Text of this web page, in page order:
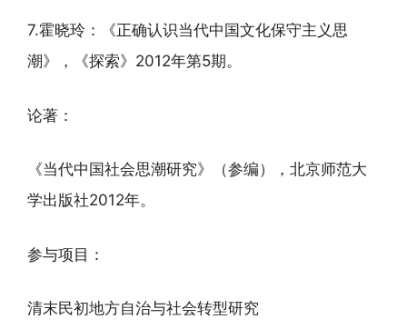
7.霍晓玲：《正确认识当代中国文化保守主义思
潮》，《探索》2012年第5期。
论著：
《当代中国社会思潮研究》（参编），北京师范大
学出版社2012年。
参与项目：
清末民初地方自治与社会转型研究